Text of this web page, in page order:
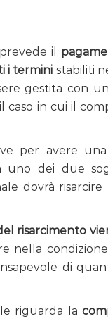
il
i termini stabiliti
gestita con
in cui il
per avere una
uno dei due
dovrà risarcire
risarcimento
nella
di
riguarda la